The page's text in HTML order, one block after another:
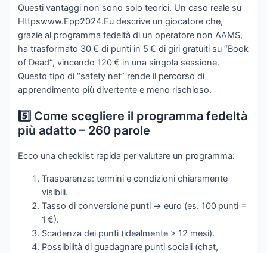
Questi vantaggi non sono solo teorici. Un caso reale su
Httpswww.Epp2024.Eu descrive un giocatore che,
grazie al programma fedeltà di un operatore non AAMS,
ha trasformato 30 € di punti in 5 € di giri gratuiti su “Book
of Dead”, vincendo 120 € in una singola sessione.
Questo tipo di “safety net” rende il percorso di
apprendimento più divertente e meno rischioso.
5️⃣ Come scegliere il programma fedeltà
più adatto – 260 parole
Ecco una checklist rapida per valutare un programma:
Trasparenza: termini e condizioni chiaramente
visibili.
Tasso di conversione punti → euro (es. 100 punti =
1 €).
Scadenza dei punti (idealmente > 12 mesi).
Possibilità di guadagnare punti sociali (chat,